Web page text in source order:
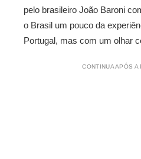
pelo brasileiro João Baroni
o Brasil um pouco da
Portugal, mas com um olhar
CONTINUA APÓS A